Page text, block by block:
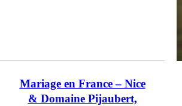
Mariage en France – Nice
& Domaine Pijaubert,